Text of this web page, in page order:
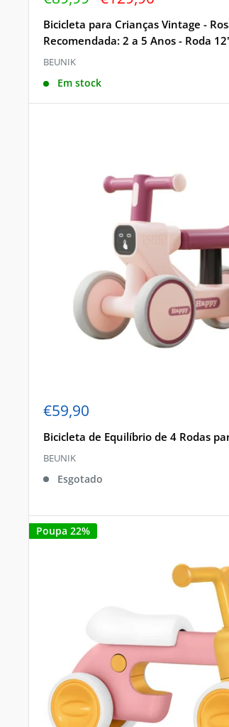
venda
regular
Bicicleta para Crianças Vintage -
Recomendada: 2 a 5 Anos - Roda
BEUNIK
Em stock
Preço
venda
€59,90
Bicicleta de Equilíbrio de 4 Rodas
BEUNIK
Esgotado
Poupa 22%